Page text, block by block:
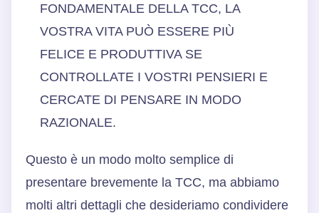
FONDAMENTALE DELLA TCC, LA
VOSTRA VITA PUÒ ESSERE PIÙ
FELICE E PRODUTTIVA SE
CONTROLLATE I VOSTRI PENSIERI E
CERCATE DI PENSARE IN MODO
RAZIONALE.
Questo è un modo molto semplice di
presentare brevemente la TCC, ma abbiamo
molti altri dettagli che desideriamo condividere